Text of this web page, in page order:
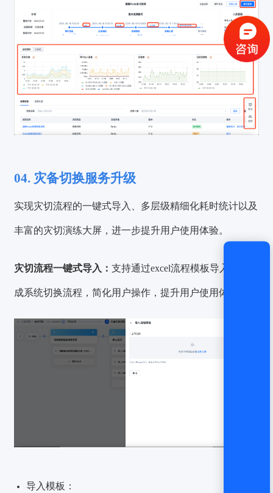
04. 灾备切换服务升级
实现灾切流程的一键式导入、多层级精细化耗时统计以及
丰富的灾切演练大屏，进一步提升用户使用体验。
灾切流程一键式导入：支持通过excel流程模板导入自动生
成系统切换流程，简化用户操作，提升用户使用体验。
导入模板：
获取验证码
登录
还没有账号？ 立即注册